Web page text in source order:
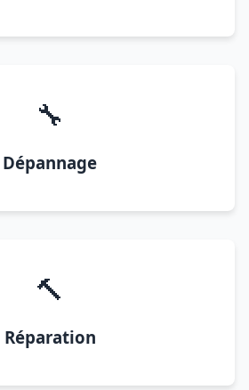
🔧
Dépannage
🔨
Réparation